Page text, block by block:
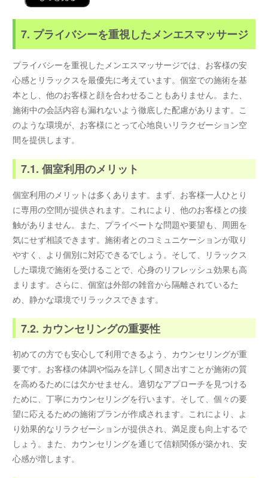
7. プライバシーを重視したメンエスマッサージ
プライバシーを重視したメンエスマッサージでは、お客様の安
心感とリラックスを最優先に考えています。個室での施術を基
本とし、他のお客様と顔を合わせることもありません。また、
施術中の会話内容も漏れないよう徹底した配慮があります。こ
のような環境が、お客様にとって心地良いリラクゼーション空
間を提供します。
7.1. 個室利用のメリット
個室利用のメリットは多くあります。まず、お客様一人ひとり
に専用の空間が提供されます。これにより、他のお客様との接
触がありません。また、プライベートな問題や要望も、周囲を
気にせず相談できます。施術者とのコミュニケーションが取り
やすく、より個別に対応できるでしょう。そして、リラックス
した環境で施術を受けることで、心身のリフレッシュ効果も高
まります。さらに、個室は外部の雑音から隔離されているた
め、静かな環境でリラックスできます。
7.2. カウンセリングの重要性
初めての方でも安心して利用できるよう、カウンセリングが重
要です。お客様の体調や悩みを詳しく聞き出すことが施術の質
を高めるためには欠かせません。適切なアプローチを見つける
ために、丁寧にカウンセリングを行います。そして、個々の要
望に応えるための施術プランが作成されます。これにより、よ
り効果的なリラクゼーションが提供され、満足度も向上するで
しょう。また、カウンセリングを通じて信頼関係が築かれ、安
心感が増します。